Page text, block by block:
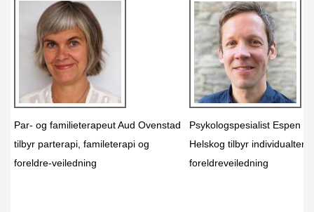
Par- og familieterapeut Aud Ovenstad
tilbyr parterapi, famileterapi og
foreldre-veiledning
Psykologspesialist Espen
Helskog tilbyr
foreldreveiledning